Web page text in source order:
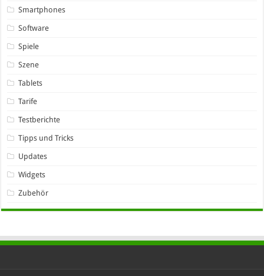
Smartphones
Software
Spiele
Szene
Tablets
Tarife
Testberichte
Tipps und Tricks
Updates
Widgets
Zubehör